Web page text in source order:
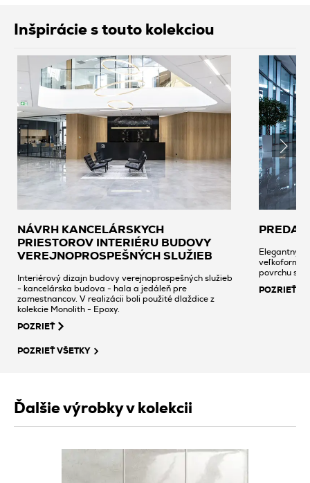
Inšpirácie s touto kolekciou
NÁVRH KANCELÁRSKYCH
PRIESTOROV INTERIÉRU BUDOVY
VEREJNOPROSPEŠNÝCH SLUŽIEB
Interiérový dizajn budovy verejnoprospešných služieb
- kancelárska budova - hala a jedáleň pre
zamestnancov. V realizácii boli použité dlaždice z
kolekcie Monolith - Epoxy.
POZRIEŤ
Elegantný
povrchu sa
POZRIEŤ
POZRIEŤ VŠETKY
Ďalšie výrobky v kolekcii